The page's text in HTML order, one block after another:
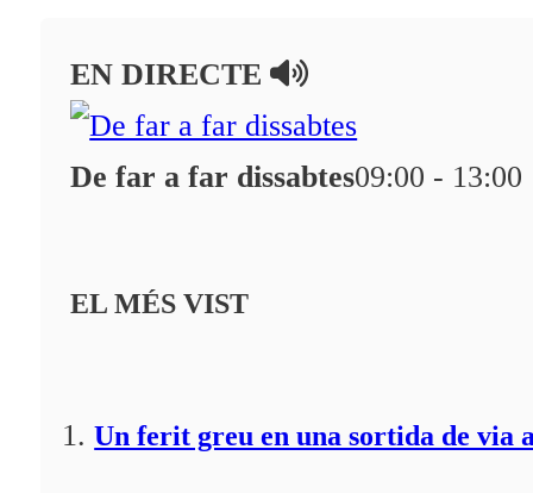
A la Carta
Programació
Qui som?
EN DIRECTE
De far a far dissabtes09:00 - 13:00
EL MÉS VIST
Un ferit greu en una sortida de via